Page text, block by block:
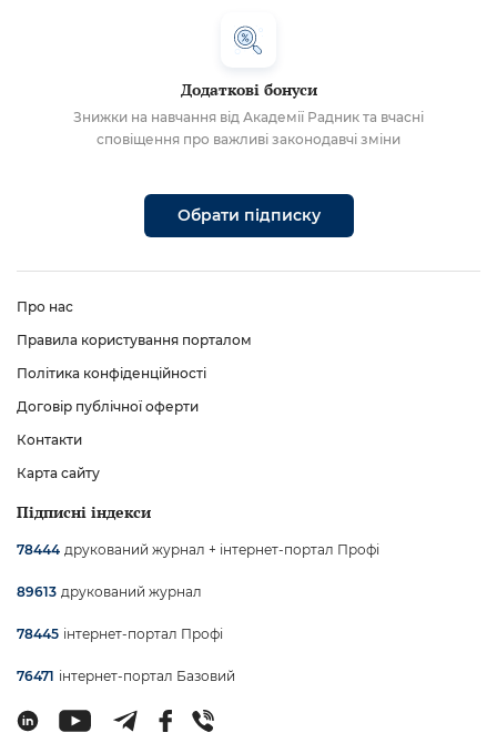
Додаткові бонуси
Знижки на навчання від Академії Радник та вчасні
сповіщення про важливі законодавчі зміни
Обрати підписку
Про нас
Правила користування порталом
Політика конфіденційності
Договір публічної оферти
Контакти
Карта сайту
Підписні індекси
78444 друкований журнал + інтернет-портал Профі
89613 друкований журнал
78445 інтернет-портал Профі
76471 інтернет-портал Базовий